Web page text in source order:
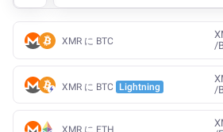
XMR に BTC
/
XMR に BTC Lightning
/
XMR に ETH